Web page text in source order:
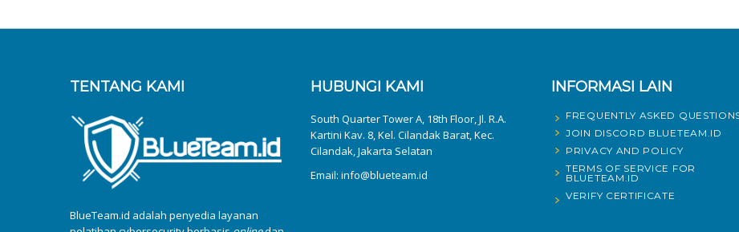
TENTANG KAMI
BlueTeam.id adalah penyedia layanan
HUBUNGI KAMI
South Quarter Tower A, 18th Floor, Jl. R.A.
Kartini Kav. 8, Kel. Cilandak Barat, Kec.
Cilandak, Jakarta Selatan
Email: info@blueteam.id
INFORMASI LAIN
FREQUENTLY ASKED
JOIN DISCORD BLUETEAM.ID
PRIVACY AND POLICY
TERMS OF SERVICE FOR
BLUETEAM.ID
VERIFY CERTIFICATE